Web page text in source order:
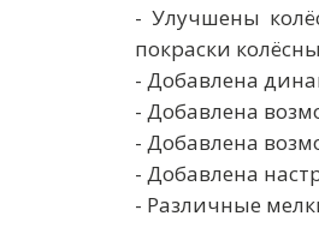
- Улучшены
покраски
- Добавлена
- Добавлена
- Добавлена
- Добавлена
- Различные